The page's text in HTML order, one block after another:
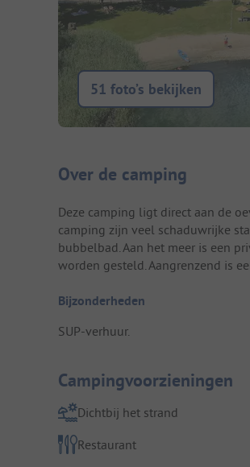
51 foto’s bekijken
Camping
Over de camping
Deze camping ligt direct aan de
camping zijn veel schaduwrijke
bubbelbad. Aan het meer is een
worden gesteld. Aangrenzend is
Bijzonderheden
SUP-verhuur.
Campingvoorzieningen
Dichtbij het strand
Restaurant